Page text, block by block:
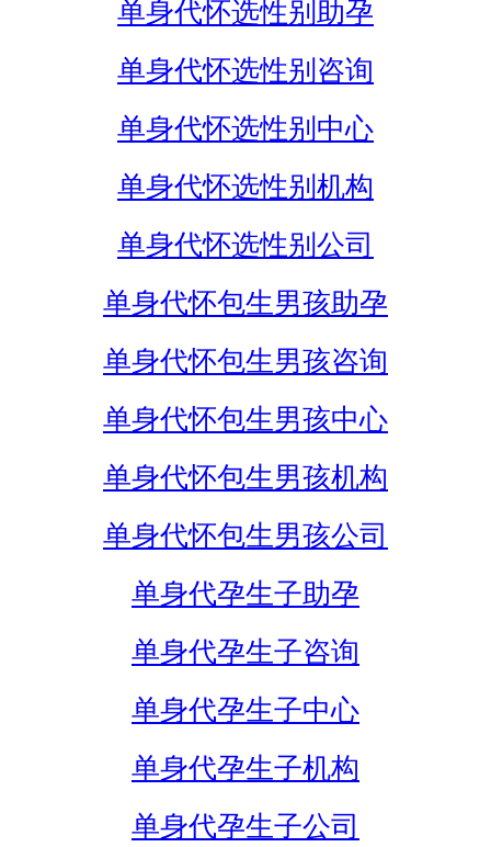
单身代怀选性别助孕
单身代怀选性别咨询
单身代怀选性别中心
单身代怀选性别机构
单身代怀选性别公司
单身代怀包生男孩助孕
单身代怀包生男孩咨询
单身代怀包生男孩中心
单身代怀包生男孩机构
单身代怀包生男孩公司
单身代孕生子助孕
单身代孕生子咨询
单身代孕生子中心
单身代孕生子机构
单身代孕生子公司